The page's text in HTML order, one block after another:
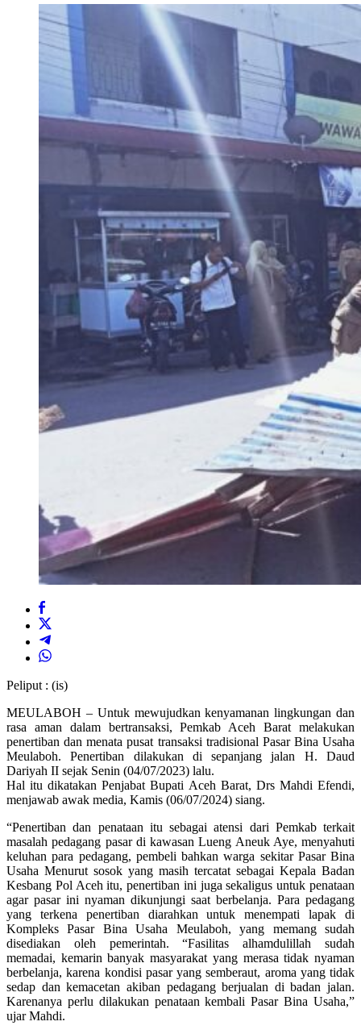
Peliput : (is)
MEULABOH – Untuk mewujudkan kenyamanan lingkungan dan
rasa aman dalam bertransaksi, Pemkab Aceh Barat melakukan
penertiban dan menata pusat transaksi tradisional Pasar Bina Usaha
Meulaboh. Penertiban dilakukan di sepanjang jalan H. Daud
Dariyah II sejak Senin (04/07/2023) lalu.
Hal itu dikatakan Penjabat Bupati Aceh Barat, Drs Mahdi Efendi,
menjawab awak media, Kamis (06/07/2024) siang.
“Penertiban dan penataan itu sebagai atensi dari Pemkab terkait
masalah pedagang pasar di kawasan Lueng Aneuk Aye, menyahuti
keluhan para pedagang, pembeli bahkan warga sekitar Pasar Bina
Usaha Menurut sosok yang masih tercatat sebagai Kepala Badan
Kesbang Pol Aceh itu, penertiban ini juga sekaligus untuk penataan
agar pasar ini nyaman dikunjungi saat berbelanja. Para pedagang
yang terkena penertiban diarahkan untuk menempati lapak di
Kompleks Pasar Bina Usaha Meulaboh, yang memang sudah
disediakan oleh pemerintah. “Fasilitas alhamdulillah sudah
memadai, kemarin banyak masyarakat yang merasa tidak nyaman
berbelanja, karena kondisi pasar yang semberaut, aroma yang tidak
sedap dan kemacetan akiban pedagang berjualan di badan jalan.
Karenanya perlu dilakukan penataan kembali Pasar Bina Usaha,”
ujar Mahdi.